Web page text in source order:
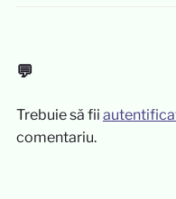
💬
Trebuie să fii
comentariu.